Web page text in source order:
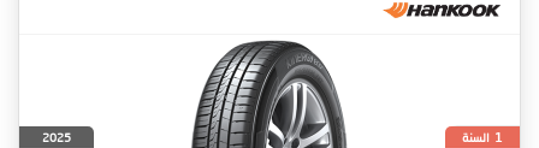
1 السنة
2025